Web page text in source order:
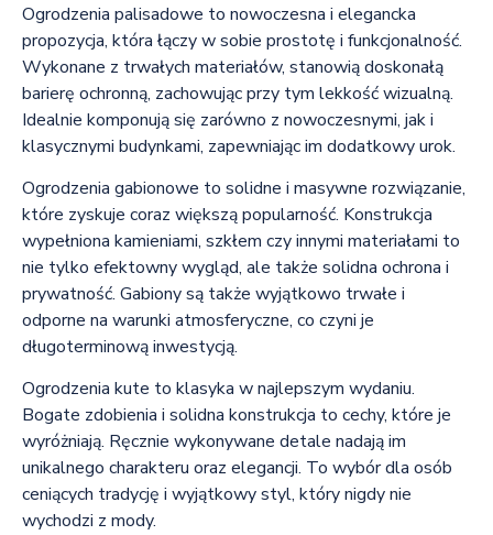
Ogrodzenia palisadowe to nowoczesna i elegancka
propozycja, która łączy w sobie prostotę i funkcjonalność.
Wykonane z trwałych materiałów, stanowią doskonałą
barierę ochronną, zachowując przy tym lekkość wizualną.
Idealnie komponują się zarówno z nowoczesnymi, jak i
klasycznymi budynkami, zapewniając im dodatkowy urok.
Ogrodzenia gabionowe to solidne i masywne rozwiązanie,
które zyskuje coraz większą popularność. Konstrukcja
wypełniona kamieniami, szkłem czy innymi materiałami to
nie tylko efektowny wygląd, ale także solidna ochrona i
prywatność. Gabiony są także wyjątkowo trwałe i
odporne na warunki atmosferyczne, co czyni je
długoterminową inwestycją.
Ogrodzenia kute to klasyka w najlepszym wydaniu.
Bogate zdobienia i solidna konstrukcja to cechy, które je
wyróżniają. Ręcznie wykonywane detale nadają im
unikalnego charakteru oraz elegancji. To wybór dla osób
ceniących tradycję i wyjątkowy styl, który nigdy nie
wychodzi z mody.